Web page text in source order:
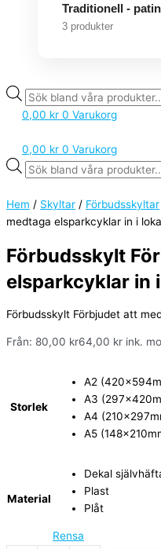
Traditionell -
3 produkter
0,00 kr 0 Varukorg
0,00 kr 0 Varukorg
Hem / Skyltar / Förbudsskyltar
medtaga elsparkcyklar in i
Förbudsskylt
elsparkcyklar in
Förbudsskylt Förbjudet att
Från: 80,00 kr64,00 kr ink.
Storlek
A2
A3
A4
A5
Material
Dekal
Plast
Plåt
Rensa